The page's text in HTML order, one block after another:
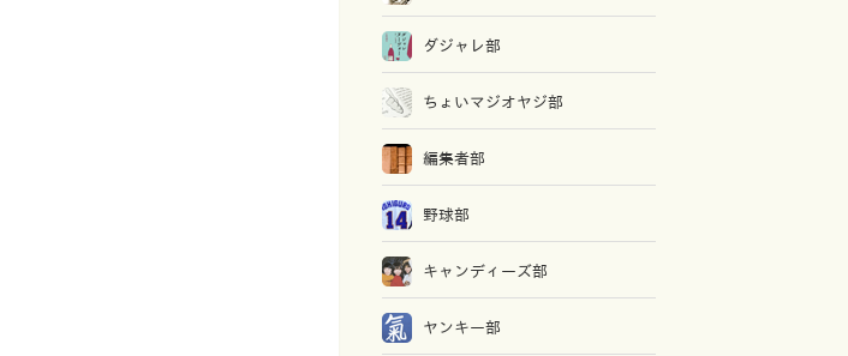
ダジャレ部
ちょいマジオヤジ部
編集者部
野球部
キャンディーズ部
ヤンキー部